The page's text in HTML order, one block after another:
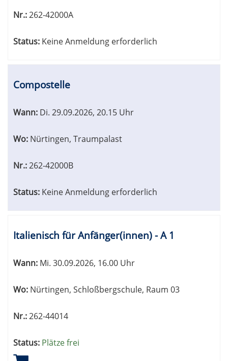
Nr.:262-42000A
Status: Keine Anmeldung erforderlich
Compostelle
Wann: Di. 29.09.2026, 20.15 Uhr
Wo: Nürtingen, Traumpalast
Nr.:262-42000B
Status: Keine Anmeldung erforderlich
Italienisch für Anfänger(innen) - A 1
Wann: Mi. 30.09.2026, 16.00 Uhr
Wo: Nürtingen, Schloßbergschule, Raum 03
Nr.:262-44014
Status: Plätze frei